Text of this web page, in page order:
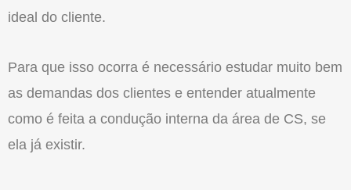
ideal do cliente.
Para que isso ocorra é necessário estudar muito bem
as demandas dos clientes e entender atualmente
como é feita a condução interna da área de CS, se
ela já existir.